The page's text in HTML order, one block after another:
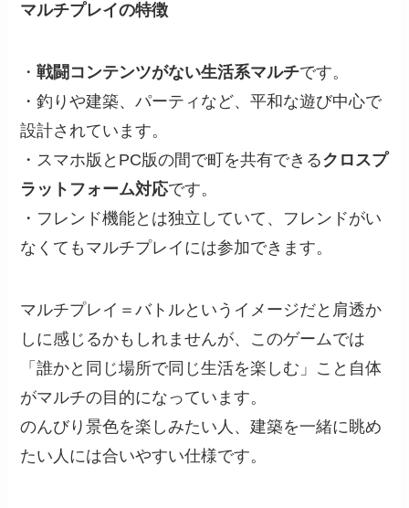
マルチプレイの特徴
・戦闘コンテンツがない生活系マルチです。
・釣りや建築、パーティなど、平和な遊び中心で
設計されています。
・スマホ版とPC版の間で町を共有できるクロスプ
ラットフォーム対応です。
・フレンド機能とは独立していて、フレンドがい
なくてもマルチプレイには参加できます。
マルチプレイ＝バトルというイメージだと肩透か
しに感じるかもしれませんが、このゲームでは
「誰かと同じ場所で同じ生活を楽しむ」こと自体
がマルチの目的になっています。
のんびり景色を楽しみたい人、建築を一緒に眺め
たい人には合いやすい仕様です。